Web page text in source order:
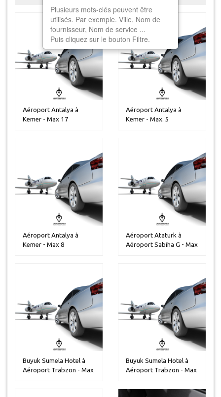
Plusieurs mots-clés peuvent être
utilisés. Par exemple. Ville, Nom de
fournisseur, Nom de service ...
Puis cliquez sur le bouton Filtre.
Aéroport Antalya à
Kemer - Max 17
Aéroport Antalya à
Kemer - Max. 5
Aéroport Antalya à
Kemer - Max 8
Aéroport Ataturk à
Aéroport Sabiha G - Max
Buyuk Sumela Hotel à
Aéroport Trabzon - Max
Buyuk Sumela Hotel à
Aéroport Trabzon - Max